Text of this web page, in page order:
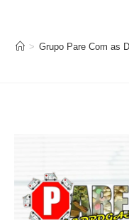
> Grupo Pare Com as